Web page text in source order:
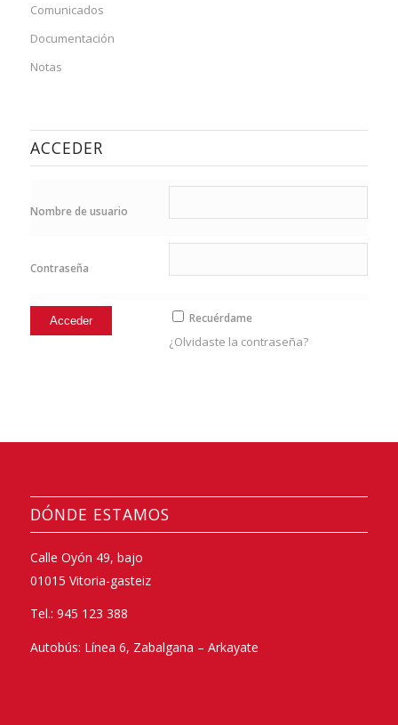
Comunicados
Documentación
Notas
ACCEDER
Nombre de usuario
Contraseña
Recuérdame
¿Olvidaste la contraseña?
DÓNDE ESTAMOS
Calle Oyón 49, bajo
01015 Vitoria-gasteiz
Tel.: 945 123 388
Autobús: Línea 6, Zabalgana – Arkayate